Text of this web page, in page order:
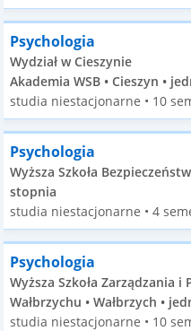
Psychologia
Wydział w Cieszynie
Akademia WSB • Cieszyn •
studia niestacjonarne • 10
Psychologia
Wyższa Szkoła
stopnia
studia niestacjonarne • 4
Psychologia
Wyższa Szkoła Zarządzania
Wałbrzychu • Wałbrzych •
studia niestacjonarne • 10